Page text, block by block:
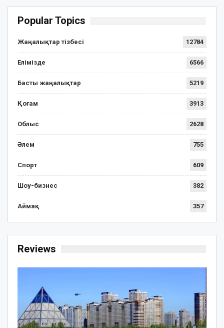
Popular Topics
Жаңалықтар тізбесі 12784
Елімізде 6566
Басты жаңалықтар 5219
Қоғам 3913
Облыс 2628
Әлем 755
Спорт 609
Шоу-бизнес 382
Аймақ 357
Reviews